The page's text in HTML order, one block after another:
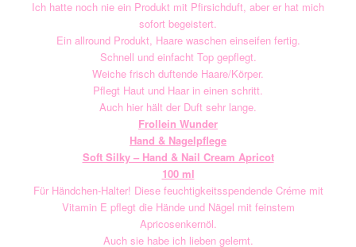
Ich hatte noch nie ein Produkt mit Pfirsichduft, aber er hat mich
sofort begeistert.
Ein allround Produkt, Haare waschen einseifen fertig.
Schnell und einfacht Top gepflegt.
Weiche frisch duftende Haare/Körper.
Pflegt Haut und Haar in einen schritt.
Auch hier hält der Duft sehr lange.
Frollein Wunder
Hand & Nagelpflege
Soft Silky – Hand & Nail Cream Apricot
100 ml
Für Händchen-Halter! Diese feuchtigkeitsspendende Créme mit
Vitamin E pflegt die Hände und Nägel mit feinstem
Apricosenkernöl.
Auch sie habe ich lieben gelernt.